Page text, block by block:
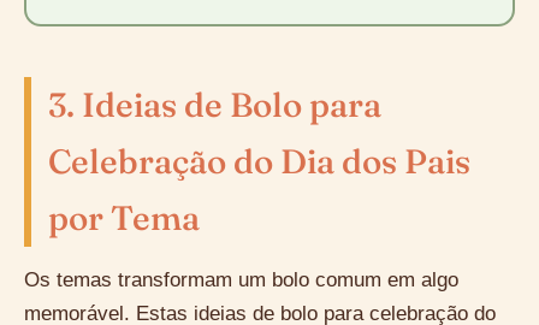
3. Ideias de Bolo para
Celebração do Dia dos Pais
por Tema
Os temas transformam um bolo comum em algo
memorável. Estas ideias de bolo para celebração do